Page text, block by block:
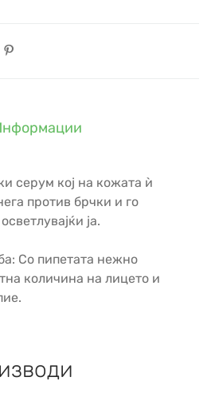
серум кој на кожата ѝ
против брчки и го
ја.
Со пипетата нежно
количина на лицето и